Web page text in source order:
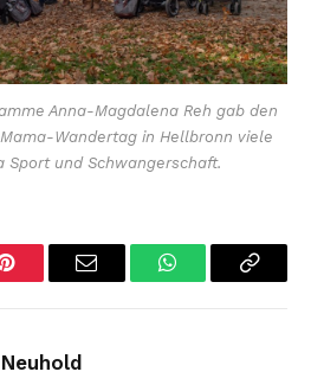
Anna-Magdalena Reh gab den
Wandertag in Hellbronn viele
Sport und Schwangerschaft.
Pinterest Email WhatsAppCopy